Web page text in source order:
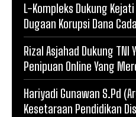
L-Kompleks Dukung
Dugaan Korupsi Dana
Rizal Asjahad Dukung TNI
Penipuan Online Yang
Hariyadi Gunawan S.Pd
Kesetaraan Pendidikan